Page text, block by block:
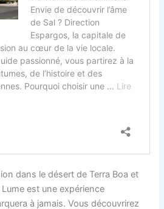
dans le désert de Terra Boa et
est une expérience
à jamais. Vous découvrirez